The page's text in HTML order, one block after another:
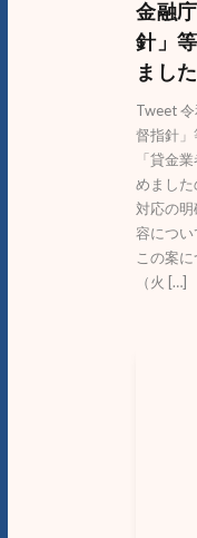
金融
針」
ました
Tweet
督指針」
「貸金
めまし
対応の
容につい
この案
（火 […]